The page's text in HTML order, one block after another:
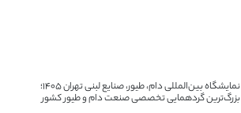
نمایشگاه بین‌المللی دام، طیور، صنایع لبنی تهران ۱۴۰۵؛
بزرگ‌ترین گردهمایی تخصصی صنعت دام و طیور کشور